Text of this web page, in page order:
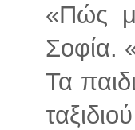
«Πώς
Σοφία.
Τα